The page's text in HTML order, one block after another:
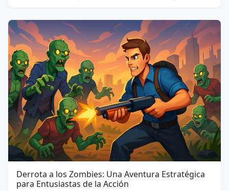
Derrota a los Zombies: Una Aventura Estratégica
para Entusiastas de la Acción